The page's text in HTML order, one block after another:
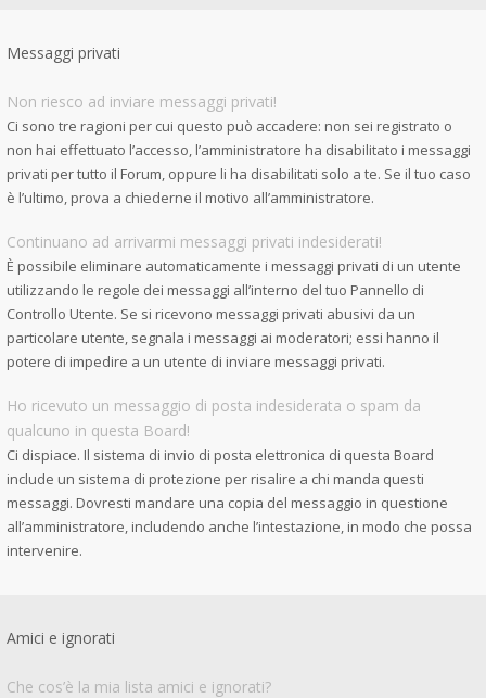
Messaggi privati
Non riesco ad inviare messaggi privati!
Ci sono tre ragioni per cui questo può accadere: non sei registrato o
non hai effettuato l’accesso, l’amministratore ha disabilitato i messaggi
privati per tutto il Forum, oppure li ha disabilitati solo a te. Se il tuo caso
è l’ultimo, prova a chiederne il motivo all’amministratore.
Continuano ad arrivarmi messaggi privati indesiderati!
È possibile eliminare automaticamente i messaggi privati ​​di un utente
utilizzando le regole dei messaggi all’interno del tuo Pannello di
Controllo Utente. Se si ricevono messaggi privati ​​abusivi da un
particolare utente, segnala i messaggi ai moderatori; essi hanno il
potere di impedire a un utente di inviare messaggi privati​​.
Ho ricevuto un messaggio di posta indesiderata o spam da
qualcuno in questa Board!
Ci dispiace. Il sistema di invio di posta elettronica di questa Board
include un sistema di protezione per risalire a chi manda questi
messaggi. Dovresti mandare una copia del messaggio in questione
all’amministratore, includendo anche l’intestazione, in modo che possa
intervenire.
Amici e ignorati
Che cos’è la mia lista amici e ignorati?